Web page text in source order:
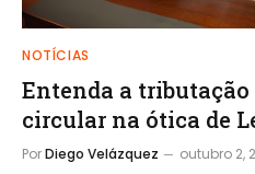
NOTÍCIAS
Entenda a tributação
circular na ótica de
PorDiego Velázquez outubro 2,